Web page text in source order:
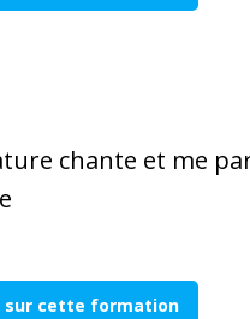
chante et me
sur cette formation